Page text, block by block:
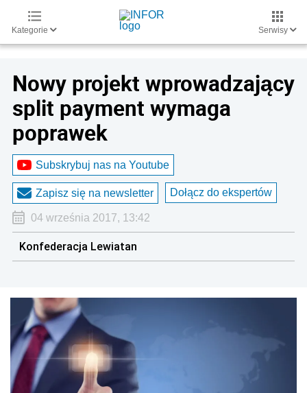
Kategorie Serwisy
Nowy projekt wprowadzający
split payment wymaga
poprawek
Subskrybuj nas na Youtube
Zapisz się na newsletter Dołącz do ekspertów
04 września 2017, 13:42
Konfederacja Lewiatan